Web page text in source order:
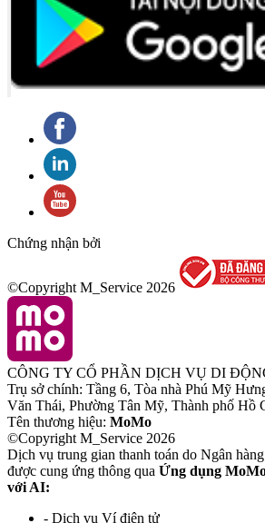
Chứng nhận bởi
©Copyright M_Service 2026
CÔNG TY CỔ PHẦN DỊCH VỤ DI
Trụ sở chính: Tầng 6, Tòa nhà Phú Mỹ
Văn Thái, Phường Tân Mỹ, Thành phố Hồ
Tên thương hiệu: MoMo
©Copyright M_Service 2026
Dịch vụ trung gian thanh toán do Ngân
được cung ứng thông qua Ứng dụng
với AI:
- Dịch vụ Ví điện tử